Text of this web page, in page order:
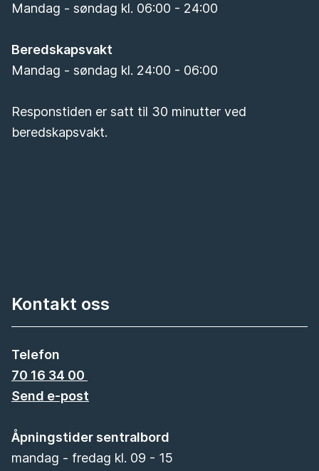
Mandag - søndag kl. 06:00 - 24:00
Beredskapsvakt
Mandag - søndag kl. 24:00 - 06:00
Responstiden er satt til 30 minutter ved
beredskapsvakt.
Kontakt oss
Telefon
70 16 34 00
Send e-post
Åpningstider sentralbord
mandag - fredag kl. 09 - 15